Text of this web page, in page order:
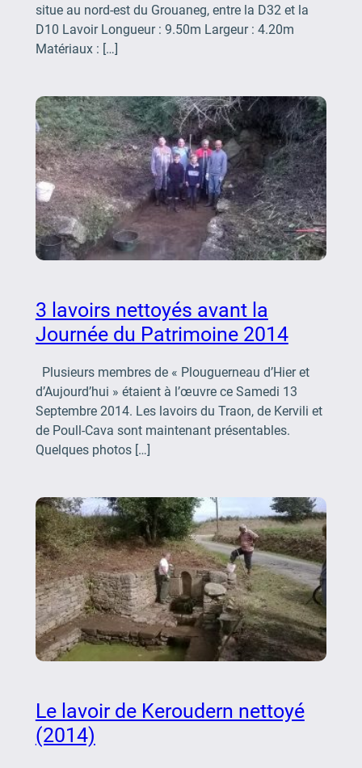
situe au nord-est du Grouaneg, entre la D32 et la
D10 Lavoir Longueur : 9.50m Largeur : 4.20m
Matériaux : […]
3 lavoirs nettoyés avant la
Journée du Patrimoine 2014
Plusieurs membres de « Plouguerneau d’Hier et
d’Aujourd’hui » étaient à l’œuvre ce Samedi 13
Septembre 2014. Les lavoirs du Traon, de Kervili et
de Poull-Cava sont maintenant présentables.
Quelques photos […]
Le lavoir de Keroudern nettoyé
(2014)